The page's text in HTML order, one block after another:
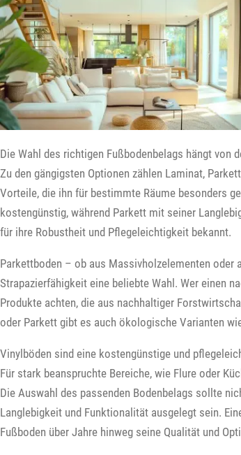
Die Wahl des richtigen Fußbodenbelags hängt von
Zu den gängigsten Optionen zählen Laminat,
Vorteile, die ihn für bestimmte Räume besonders
kostengünstig, während Parkett mit seiner
für ihre Robustheit und Pflegeleichtigkeit bekannt.
Parkettboden – ob aus Massivholzelementen
Strapazierfähigkeit eine beliebte Wahl. Wer einen
Produkte achten, die aus nachhaltiger
oder Parkett gibt es auch ökologische Varianten
Vinylböden sind eine kostengünstige und
Für stark beanspruchte Bereiche, wie Flure oder
Die Auswahl des passenden Bodenbelags sollte
Langlebigkeit und Funktionalität ausgelegt sein.
Fußboden über Jahre hinweg seine Qualität und